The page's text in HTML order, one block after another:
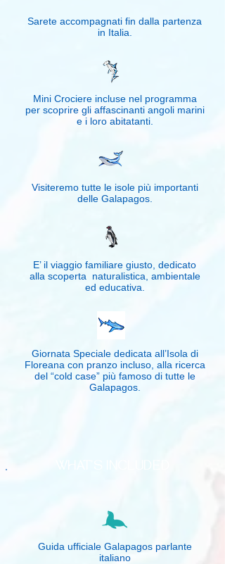
Sarete accompagnati fin dalla partenza
in Italia.
Mini Crociere incluse nel programma
per scoprire gli affascinanti angoli marini
e i loro abitatanti.
Visiteremo tutte le isole più importanti
delle Galapagos.
E’ il viaggio familiare giusto, dedicato
alla scoperta naturalistica, ambientale
ed educativa.
Giornata Speciale dedicata all’Isola di
Floreana con pranzo incluso, alla ricerca
del “cold case” più famoso di tutte le
Galapagos.
Guida ufficiale Galapagos parlante
italiano